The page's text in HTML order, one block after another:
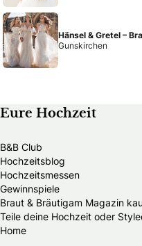
Hänsel & Gretel –
Gunskirchen
Eure Hochzeit
B&B Club
Hochzeitsblog
Hochzeitsmessen
Gewinnspiele
Braut & Bräutigam Magazin
Teile deine Hochzeit oder
Home